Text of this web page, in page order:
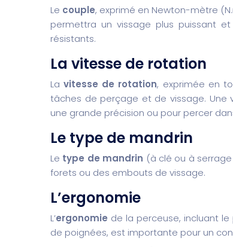
Le couple, exprimé en Newton-mètre
permettra un vissage plus puissant
résistants.
La vitesse de rotation
Lavitesse de rotation, exprimée en
tâches de perçage et de vissage. Une
une grande précision ou pour percer
Le type de mandrin
Le type de mandrin (à clé ou à
forets ou des embouts de vissage.
L’ergonomie
L’ergonomie de la perceuse, incluant
de poignées, est importante pour un